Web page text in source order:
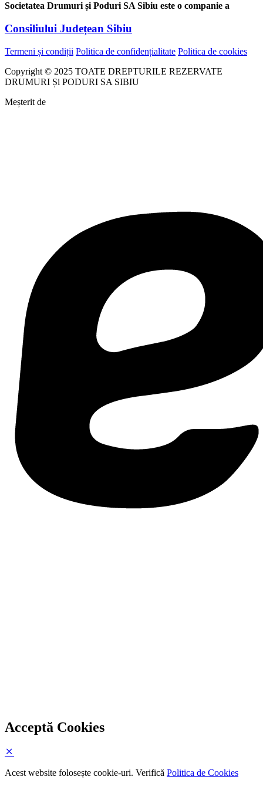
Societatea Drumuri și Poduri SA Sibiu este o companie a
Consiliului Județean Sibiu
Termeni și condiții Politica de confidențialitate Politica de cookies
Copyright © 2025 TOATE DREPTURILE REZERVATE
DRUMURI Și PODURI SA SIBIU
Meșterit de
Acceptă Cookies
Acest website folosește cookie-uri. Verifică Politica de Cookies